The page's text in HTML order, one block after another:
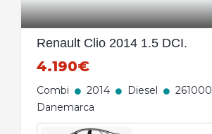
Renault Clio 2014 1.5 DCI.
4.190€
Combi 2014 Diesel
Danemarca